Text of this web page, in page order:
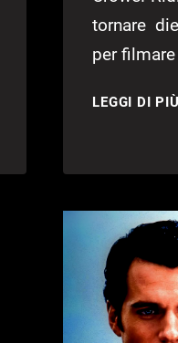
tornare
per
LEGGI DI PIÙ